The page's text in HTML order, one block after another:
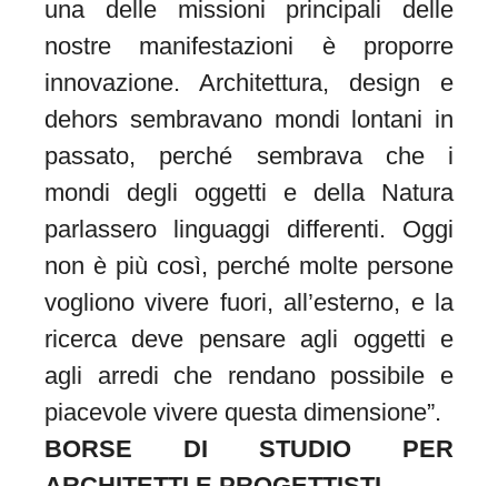
una delle missioni principali delle
nostre manifestazioni è proporre
innovazione. Architettura, design e
dehors sembravano mondi lontani in
passato, perché sembrava che i
mondi degli oggetti e della Natura
parlassero linguaggi differenti. Oggi
non è più così, perché molte persone
vogliono vivere fuori, all’esterno, e la
ricerca deve pensare agli oggetti e
agli arredi che rendano possibile e
piacevole vivere questa dimensione”.
BORSE DI STUDIO PER